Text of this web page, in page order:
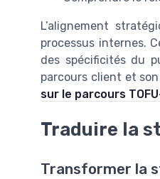
L’alignement
processus internes.
des spécificités du
parcours client et
sur le parcours
Traduire la
Transformer la